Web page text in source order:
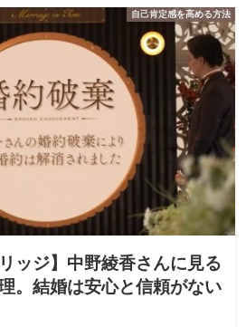
自己肯定感を高める方法
ッジ】中野綾香さんに見る
。結婚は安心と信頼がない